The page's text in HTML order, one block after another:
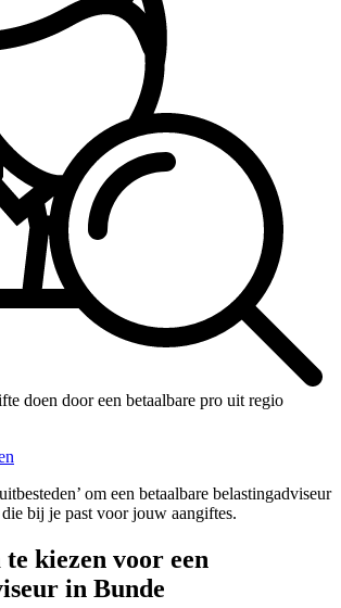
doen door een betaalbare pro uit regio
om een betaalbare belastingadviseur
bij je past voor jouw aangiftes.
te kiezen voor een
in Bunde